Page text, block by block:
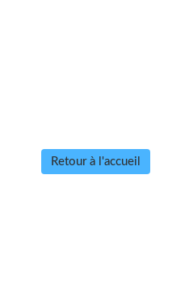
Retour à l'accueil